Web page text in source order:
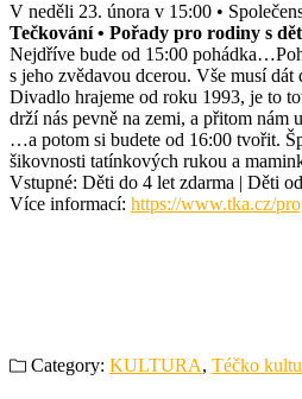
V neděli 23. února v 15:00 •
Tečkování • Pořady pro rodiny s
Nejdříve bude od 15:00
s jeho zvědavou dcerou. Vše musí
Divadlo hrajeme od roku 1993, je to
drží nás pevně na zemi, a přitom nám
…a potom si budete od 16:00 tvořit.
šikovnosti tatínkových rukou a
Vstupné: Děti do 4 let zdarma | Děti
Více informací: https://www.tka.cz/
Category: KULTURA, Téčko